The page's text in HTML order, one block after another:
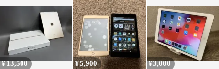
¥13,500 ¥5,900 ¥3,000